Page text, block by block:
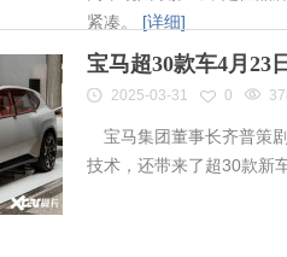
紧凑。 [详细]
宝马超30款车4月23
2025-03-31 0
宝马集团董事长齐普策
技术，还带来了超30款新